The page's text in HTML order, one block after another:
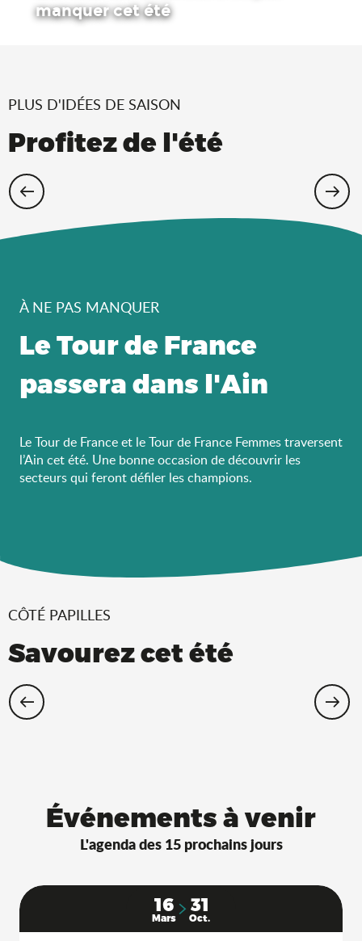
manquer cet été
PLUS D'IDÉES DE SAISON
Profitez de l'été
Cet été, échappez-vous dans l’Ain !
À NE PAS MANQUER
Le Tour de France
passera dans l'Ain
Le Tour de France et le Tour de France Femmes traversent
l’Ain cet été. Une bonne occasion de découvrir les
secteurs qui feront défiler les champions.
CÔTÉ PAPILLES
Savourez cet été
terrasse à l’ombre !
Événements à venir
L'agenda des 15 prochains jours
16
Mars
31
Oct.